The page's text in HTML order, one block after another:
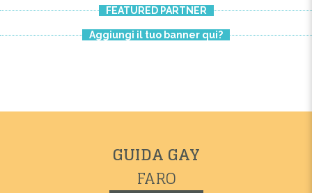
FEATURED PARTNER
Aggiungi il tuo banner qui?
GUIDA GAY
FARO